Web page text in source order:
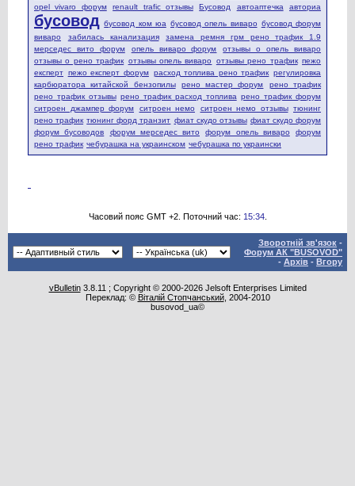
opel vivaro форум
renault trafic отзывы Бусовод автоаптечка авториа
бусовод бусовод ком юа бусовод опель виваро бусовод форум
виваро
забилась канализация
замена ремня грм рено трафик 1.9
мерседес вито форум
опель виваро форум
отзывы о опель виваро
отзывы о рено трафик отзывы опель виваро отзывы рено трафик пежо
експерт пежо експерт форум расход топлива рено трафик регулировка
карбюратора китайской бензопилы
рено мастер форум
рено трафик
рено трафик отзывы рено трафик расход топлива рено трафик форум
ситроен джампер форум
ситроен немо ситроен немо отзывы тюнинг
рено трафик тюнинг форд транзит фиат скудо отзывы фиат скудо форум
форум бусоводов
форум мерседес вито форум опель виваро
форум
рено трафик чебурашка на украинском чебурашка по украински
Часовий пояс GMT +2. Поточний час: 15:34.
Зворотній зв'язок -
Форум АК "BUSOVOD"
- Архів - Вгору
vBulletin3.8.11 ; Copyright © 2000-2026 Jelsoft Enterprises Limited
Переклад: © Віталій Стопчанський, 2004-2010
busovod_ua©